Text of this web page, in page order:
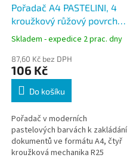
Pořadač A4 PASTELINI, 4
kroužkový růžový povrch
lamino, hřbet 4 cm,
kapacita 240 listů
Skladem - expedice 2 prac. dny
87,60 Kč bez DPH
106 Kč
Do košíku
Pořadač v moderních
pastelových barvách k zakládání
dokumentů ve formátu A4, čtyř
kroužková mechanika R25